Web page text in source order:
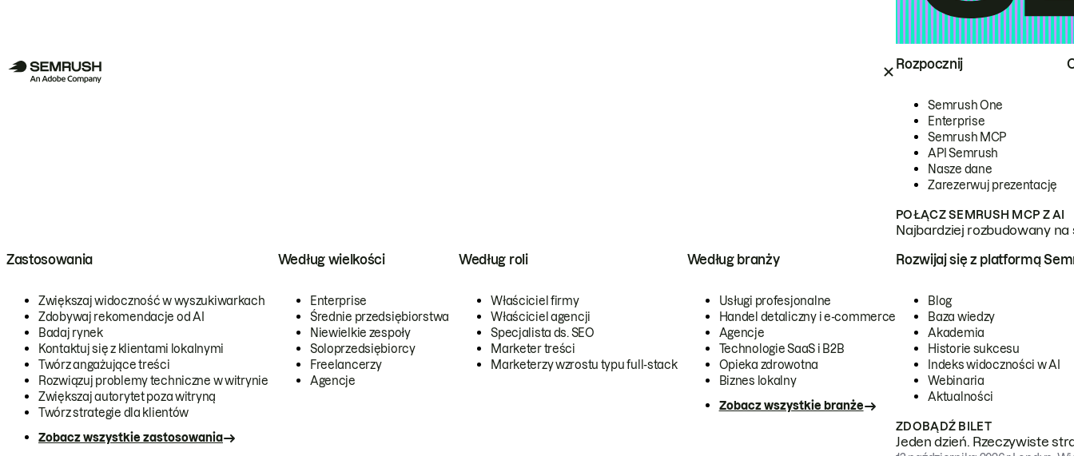
Rozpocznij
Semrush One
Enterprise
Semrush MCP
API Semrush
Nasze dane
Zarezerwuj prezentację
POŁĄCZ SEMRUSH MCP Z AI
Najbardziej rozbudowany
Zastosowania
Zwiększaj widoczność w wyszukiwarkach
Zdobywaj rekomendacje od AI
Badaj rynek
Kontaktuj się z klientami lokalnymi
Twórz angażujące treści
Rozwiązuj problemy techniczne w witrynie
Zwiększaj autorytet poza witryną
Twórz strategie dla klientów
Zobacz wszystkie zastosowania
Według wielkości
Enterprise
Średnie przedsiębiorstwa
Niewielkie zespoły
Soloprzedsiębiorcy
Freelancerzy
Agencje
Według roli
Właściciel firmy
Właściciel agencji
Specjalista ds. SEO
Marketer treści
Marketerzy wzrostu typu full-stack
Według branży
Usługi profesjonalne
Handel detaliczny i e-commerce
Agencje
Technologie SaaS i B2B
Opieka zdrowotna
Biznes lokalny
Zobacz wszystkie branże
Rozwijaj się z platformą
Blog
Baza wiedzy
Akademia
Historie sukcesu
Indeks widoczności w AI
Webinaria
Aktualności
ZDOBĄDŹ BILET
Jeden dzień. Rzeczywiste